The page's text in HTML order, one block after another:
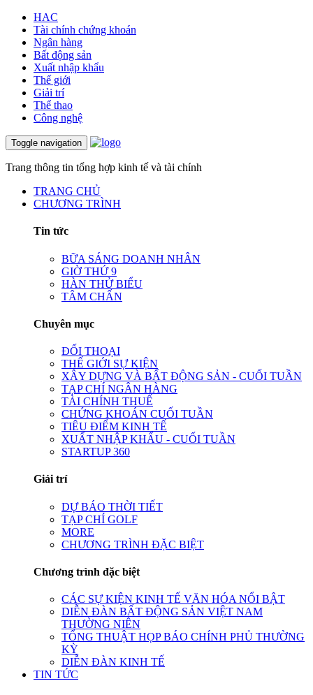
HAC
Tài chính chứng khoán
Ngân hàng
Bất động sản
Xuất nhập khẩu
Thế giới
Giải trí
Thể thao
Công nghệ
Toggle navigation
Trang thông tin tổng hợp kinh tế và tài chính
TRANG CHỦ
CHƯƠNG TRÌNH
Tin tức
BỮA SÁNG DOANH NHÂN
GIỜ THỨ 9
HÀN THỬ BIỂU
TÂM CHẤN
Chuyên mục
ĐỐI THOẠI
THẾ GIỚI SỰ KIỆN
XÂY DỰNG VÀ BẤT ĐỘNG SẢN - CUỐI TUẦN
TẠP CHÍ NGÂN HÀNG
TÀI CHÍNH THUẾ
CHỨNG KHOÁN CUỐI TUẦN
TIÊU ĐIỂM KINH TẾ
XUẤT NHẬP KHẨU - CUỐI TUẦN
STARTUP 360
Giải trí
DỰ BÁO THỜI TIẾT
TẠP CHÍ GOLF
MORE
CHƯƠNG TRÌNH ĐẶC BIỆT
Chương trình đặc biệt
CÁC SỰ KIỆN KINH TẾ VĂN HÓA NỔI BẬT
DIỄN ĐÀN BẤT ĐỘNG SẢN VIỆT NAM
THƯỜNG NIÊN
TỔNG THUẬT HỌP BÁO CHÍNH PHỦ THƯỜNG
KỲ
DIỄN ĐÀN KINH TẾ
TIN TỨC